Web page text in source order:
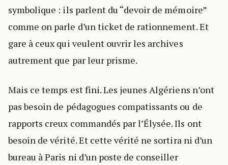
symbolique : ils parlent du “devoir de mémoire”
comme on parle d’un ticket de rationnement. Et
gare à ceux qui veulent ouvrir les archives
autrement que par leur prisme.
Mais ce temps est fini. Les jeunes Algériens n’ont
pas besoin de pédagogues compatissants ou de
rapports creux commandés par l’Élysée. Ils ont
besoin de vérité. Et cette vérité ne sortira ni d’un
bureau à Paris ni d’un poste de conseiller